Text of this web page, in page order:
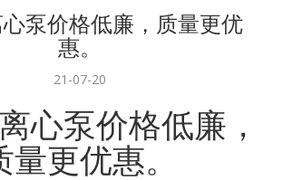
泵价格低廉，质量更优
惠。
21-07-20
心泵价格低廉，
量更优惠。